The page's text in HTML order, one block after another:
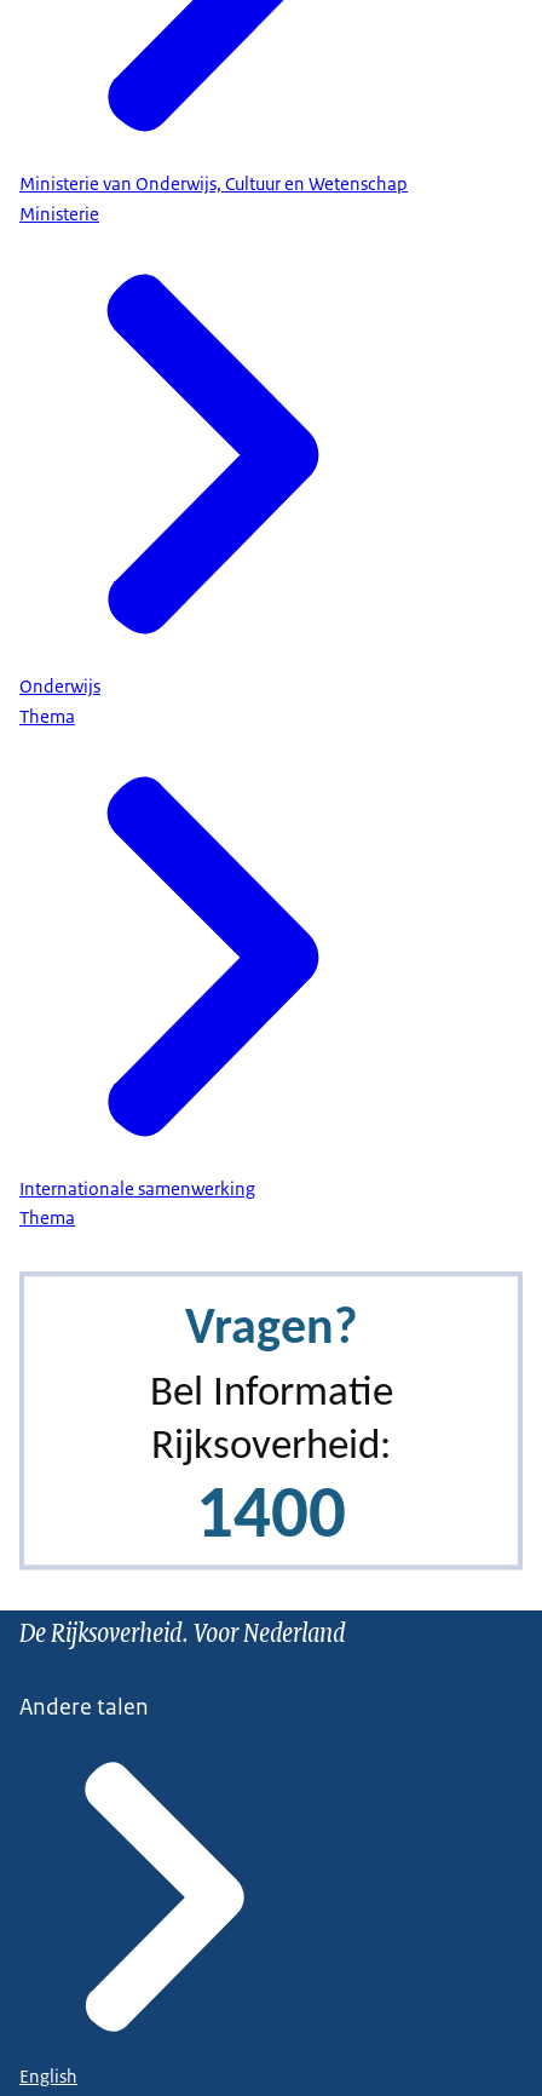
Ministerie van Onderwijs, Cultuur en Wetenschap
Ministerie
Onderwijs
Thema
Internationale samenwerking
Thema
De Rijksoverheid. Voor Nederland
Andere talen
English